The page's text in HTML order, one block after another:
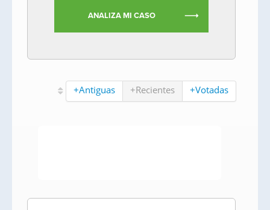
ANALIZA MI CASO
+Antiguas +Recientes +Votadas